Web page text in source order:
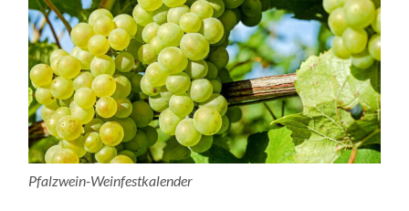
Pfalzwein-Weinfestkalender